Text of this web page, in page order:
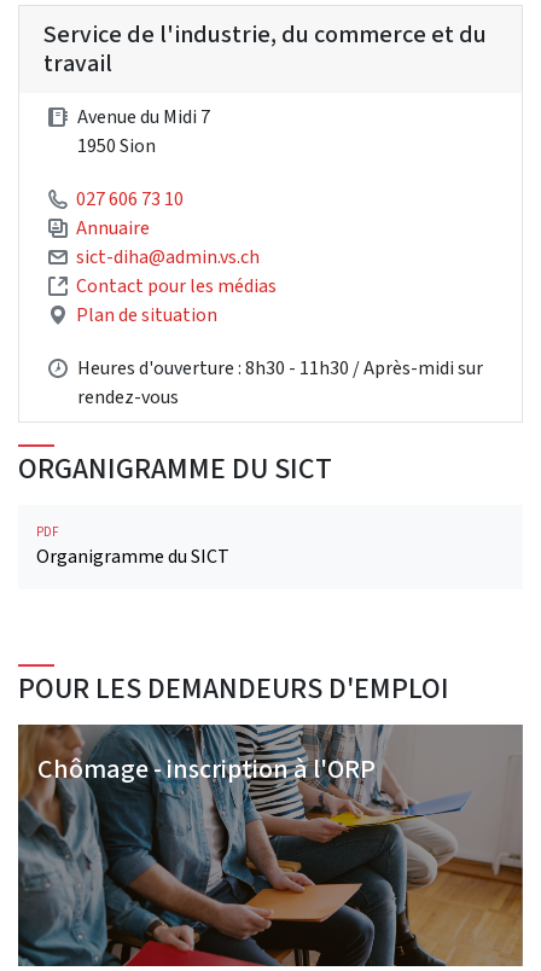
Service de l'industrie, du commerce et du
travail
Avenue du Midi 7
1950 Sion
027 606 73 10
Annuaire
sict-diha@admin.vs.ch
Contact pour les médias
Plan de situation
Heures d'ouverture : 8h30 - 11h30 / Après-midi sur
rendez-vous
ORGANIGRAMME DU SICT
PDF
Organigramme du SICT
POUR LES DEMANDEURS D'EMPLOI
Chômage - inscription à l'ORP